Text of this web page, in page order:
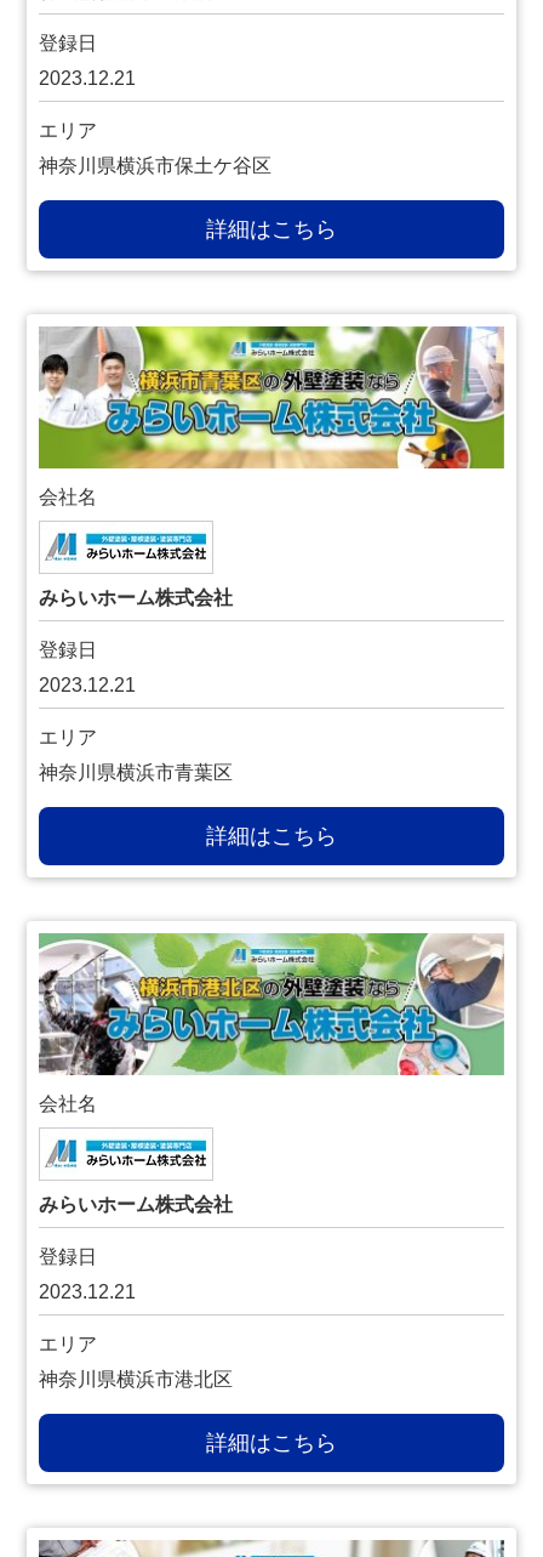
登録日
2023.12.21
エリア
神奈川県横浜市保土ケ谷区
詳細はこちら
会社名
みらいホーム株式会社
登録日
2023.12.21
エリア
神奈川県横浜市青葉区
詳細はこちら
会社名
みらいホーム株式会社
登録日
2023.12.21
エリア
神奈川県横浜市港北区
詳細はこちら